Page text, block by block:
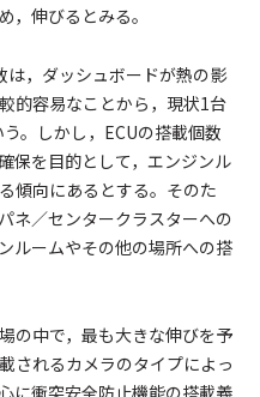
，伸びるとみる。
は，ダッシュボードが熱の影
的容易なことから，現状1台
。しかし，ECUの搭載個数
保を目的として，エンジンル
傾向にあるとする。そのた
ネ／センタークラスターへの
ルームやその他の場所への搭
の中で，最も大きな伸びを予
されるカメラのタイプによっ
に衝突安全防止機能の搭載義